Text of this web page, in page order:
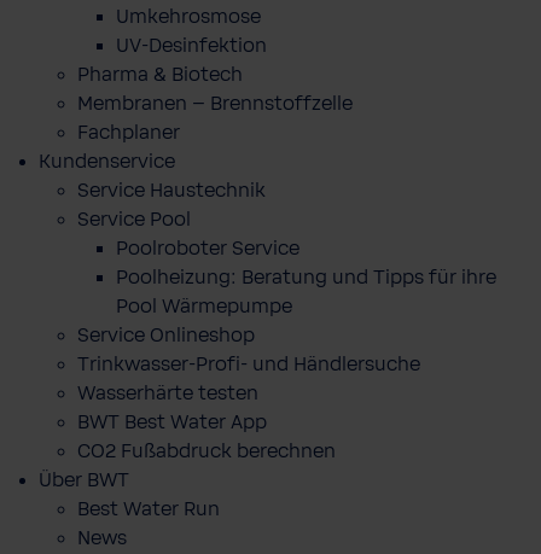
Umkehrosmose
UV-Desinfektion
Pharma & Biotech
Membranen – Brennstoffzelle
Fachplaner
Kundenservice
Service Haustechnik
Service Pool
Poolroboter Service
Poolheizung: Beratung und Tipps für ihre
Pool Wärmepumpe
Service Onlineshop
Trinkwasser-Profi- und Händlersuche
Wasserhärte testen
BWT Best Water App
CO2 Fußabdruck berechnen
Über BWT
Best Water Run
News